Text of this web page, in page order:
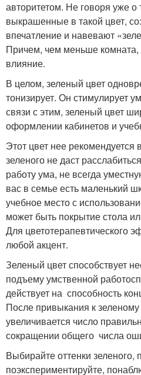
авторитетом. Не говоря уже о
выкрашенные в такой цвет,
впечатление и навевают
Причем, чем меньше комната,
влияние.
В целом, зеленый цвет
тонизирует. Он стимулирует
связи с этим, зеленый цвет
оформлении кабинетов и
Этот цвет нее рекомендуется
зеленого не даст
работу ума, не всегда
вас в семье есть маленький
учебное место с
может быть покрытие стола
Для цветотерапевтического
любой акцент.
Зеленый цвет способствует
подъему умственной
действует на способность
После привыкания к
увеличивается число
сокращении общего числа
Выбирайте оттенки
поэкспериментируйте,